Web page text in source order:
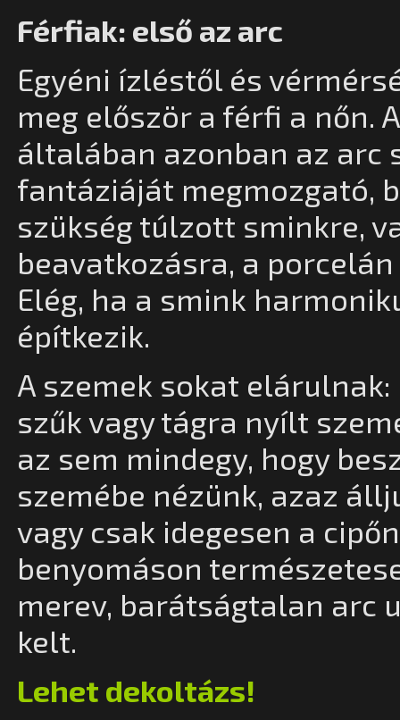
Férfiak: első az arc
Egyéni ízléstől és
meg először a férfi a nőn.
általában azonban az arc
fantáziáját megmozgató,
szükség túlzott sminkre,
beavatkozásra, a
Elég, ha a smink
építkezik.
A szemek sokat
szűk vagy tágra nyílt
az sem mindegy, hogy
szemébe nézünk, azaz
vagy csak idegesen a
benyomáson
merev, barátságtalan arc
kelt.
Lehet dekoltázs!